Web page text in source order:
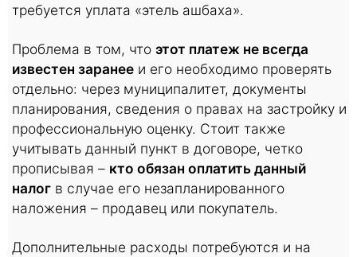
требуется уплата «этель ашбаха».
Проблема в том, что этот платеж не всегда
известен заранее и его необходимо проверять
отдельно: через муниципалитет, документы
планирования, сведения о правах на застройку и
профессиональную оценку. Стоит также
учитывать данный пункт в договоре, четко
прописывая – кто обязан оплатить данный
налог в случае его незапланированного
наложения – продавец или покупатель.
Дополнительные расходы потребуются и на